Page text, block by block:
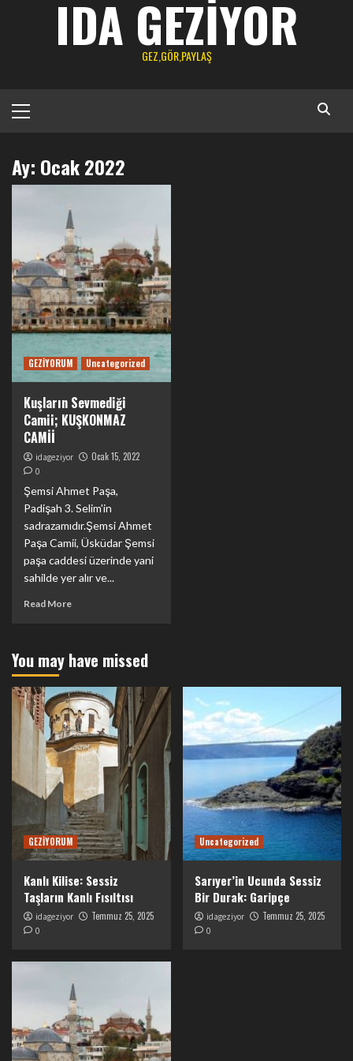
IDA GEZIYOR
GEZ,GÖR,PAYLAŞ
Menu
Ay: Ocak 2022
GEZİYORUM Uncategorized
Kuşların Sevmediği
Camii; KUŞKONMAZ
CAMİİ
idageziyor Ocak 15, 2022
0
Şemsi Ahmet Paşa,
Padişah 3. Selim'in
sadrazamıdır.Şemsi Ahmet
Paşa Camii, Üsküdar Şemsi
paşa caddesi üzerinde yani
sahilde yer alır ve...
Read More
You may have missed
GEZİYORUM
Kanlı Kilise: Sessiz
Taşların Kanlı Fısıltısı
idageziyor Temmuz 25, 2025
0
Uncategorized
Sarıyer’in Ucunda Sessiz
Bir Durak: Garipçe
idageziyor Temmuz 25, 2025
0